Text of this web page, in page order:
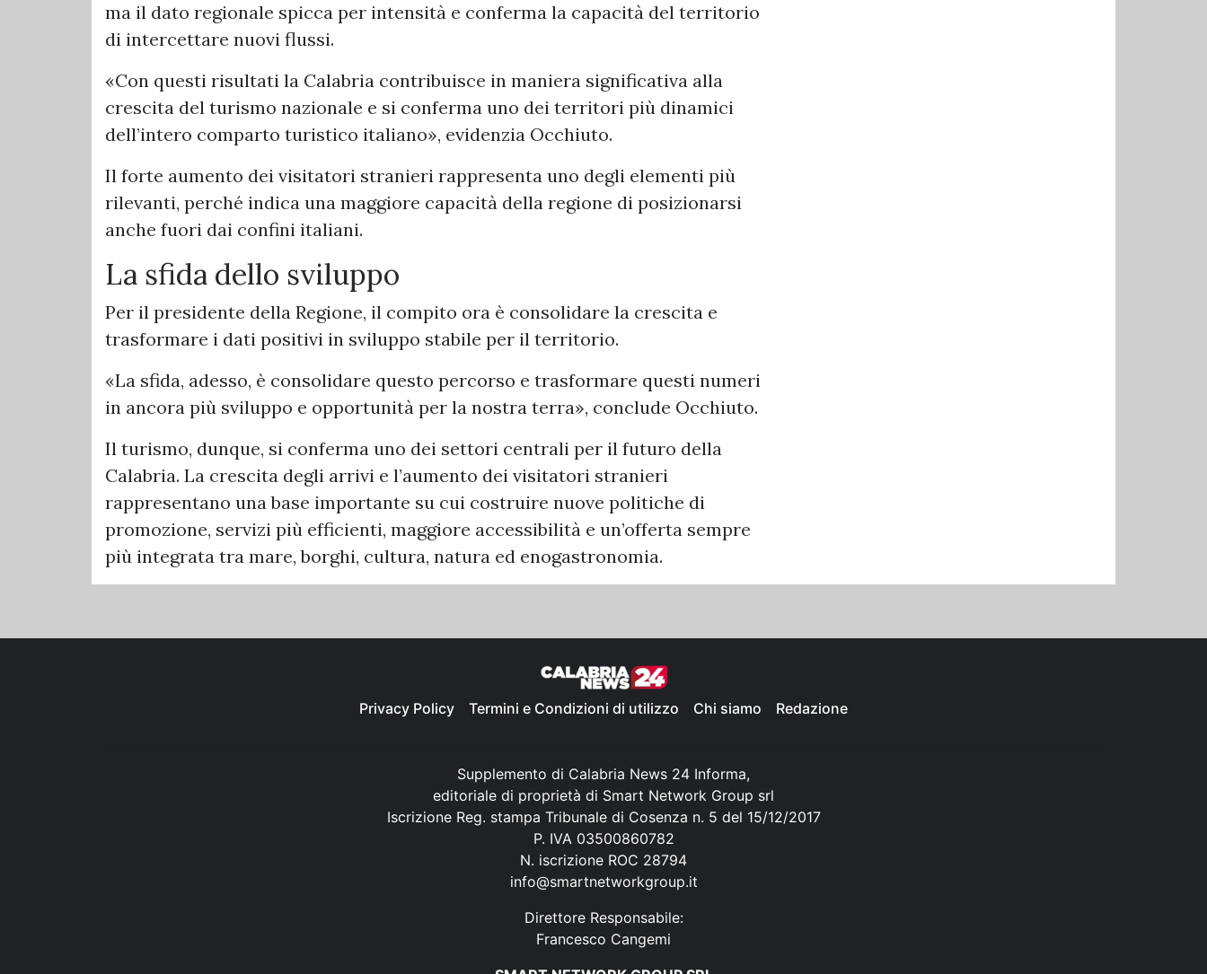
ma il dato regionale spicca per intensità e conferma la capacità del territorio
di intercettare nuovi flussi.
«Con questi risultati la Calabria contribuisce in maniera significativa alla
crescita del turismo nazionale e si conferma uno dei territori più dinamici
dell’intero comparto turistico italiano», evidenzia Occhiuto.
Il forte aumento dei visitatori stranieri rappresenta uno degli elementi più
rilevanti, perché indica una maggiore capacità della regione di posizionarsi
anche fuori dai confini italiani.
La sfida dello sviluppo
Per il presidente della Regione, il compito ora è consolidare la crescita e
trasformare i dati positivi in sviluppo stabile per il territorio.
«La sfida, adesso, è consolidare questo percorso e trasformare questi numeri
in ancora più sviluppo e opportunità per la nostra terra», conclude Occhiuto.
Il turismo, dunque, si conferma uno dei settori centrali per il futuro della
Calabria. La crescita degli arrivi e l’aumento dei visitatori stranieri
rappresentano una base importante su cui costruire nuove politiche di
promozione, servizi più efficienti, maggiore accessibilità e un’offerta sempre
più integrata tra mare, borghi, cultura, natura ed enogastronomia.
Privacy Policy Termini e Condizioni di utilizzo Chi siamo Redazione
Supplemento di Calabria News 24 Informa,
editoriale di proprietà di Smart Network Group srl
Iscrizione Reg. stampa Tribunale di Cosenza n. 5 del 15/12/2017
P. IVA 03500860782
N. iscrizione ROC 28794
info@smartnetworkgroup.it
Direttore Responsabile:
Francesco Cangemi